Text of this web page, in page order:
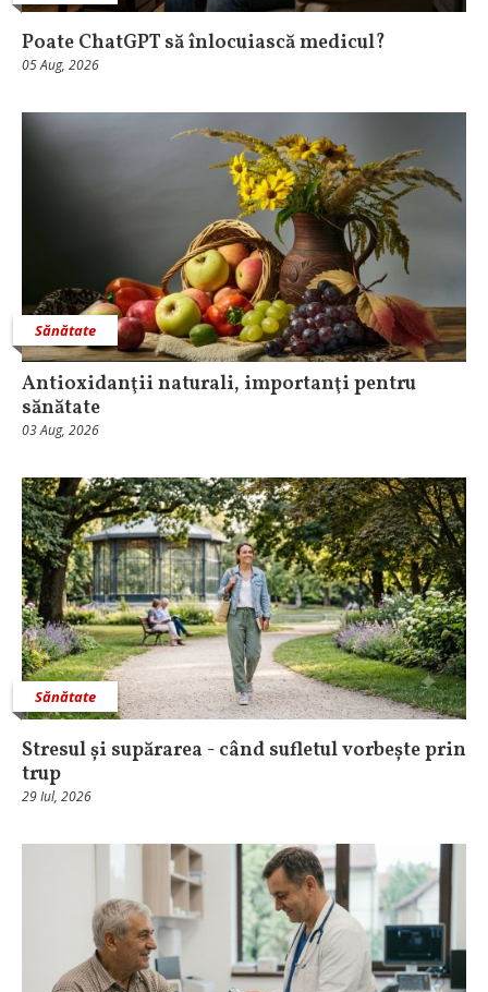
Poate ChatGPT să înlocuiască medicul?
05 Aug, 2026
Sănătate
Antioxidanţii naturali, importanţi pentru
sănătate
03 Aug, 2026
Sănătate
Stresul și supărarea - când sufletul vorbește prin
trup
29 Iul, 2026